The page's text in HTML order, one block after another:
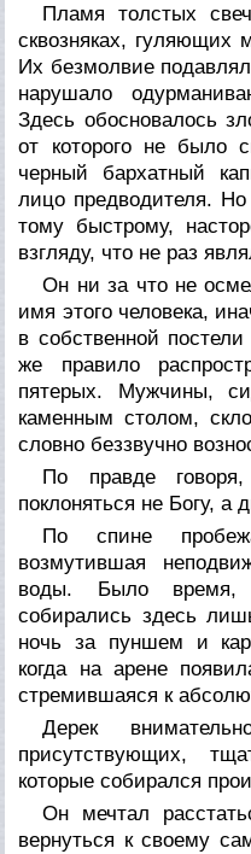
Пламя толстых
сквозняках, гуляющих
Их безмолвие
нарушало
Здесь обосновалось
от которого не было
черный бархатный
лицо предводителя.
тому быстрому,
взгляду, что не раз
Он ни за что не
имя этого человека,
в собственной
же правило
пятерых. Мужчины,
каменным столом,
словно беззвучно
По правде
поклоняться не Богу, а
По спине
возмутившая
воды. Было время,
собирались здесь
ночь за пуншем и
когда на арене
стремившаяся к
Дерек
присутствующих,
которые собирался
Он мечтал
вернуться к своему